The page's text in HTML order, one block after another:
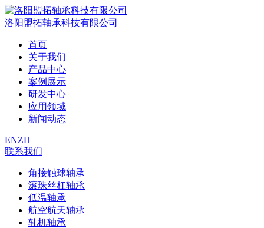
洛阳盟拓轴承科技有限公司
首页
关于我们
产品中心
案例展示
研发中心
应用领域
新闻动态
ENZH
联系我们
角接触球轴承
滚珠丝杠轴承
低温轴承
航空航天轴承
轧机轴承